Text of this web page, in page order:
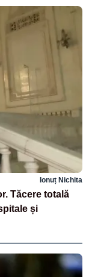
Ionuț Nichita
Tăcere totală
și